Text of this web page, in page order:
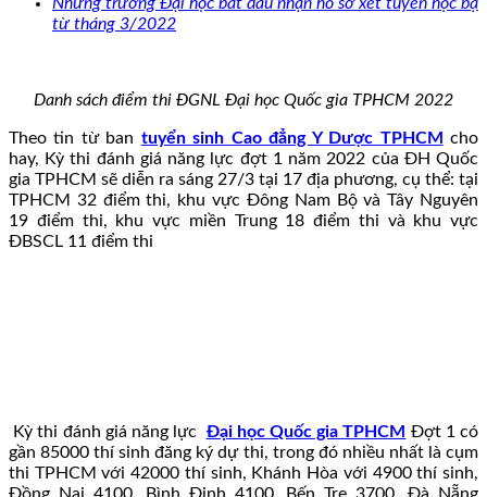
từ tháng 3/2022
Danh sách điểm thi ĐGNL Đại học Quốc gia TPHCM 2022
Theo tin từ ban tuyển sinh Cao đẳng Y Dược TPHCM cho
hay, Kỳ thi đánh giá năng lực đợt 1 năm 2022 của ĐH Quốc
gia TPHCM sẽ diễn ra sáng 27/3 tại 17 địa phương, cụ thể: tại
TPHCM 32 điểm thi, khu vực Đông Nam Bộ và Tây Nguyên
19 điểm thi, khu vực miền Trung 18 điểm thi và khu vực
ĐBSCL 11 điểm thi
Kỳ thi đánh giá năng lực Đại học Quốc gia TPHCM Đợt 1 có
gần 85000 thí sinh đăng ký dự thi, trong đó nhiều nhất là cụm
thi TPHCM với 42000 thí sinh, Khánh Hòa với 4900 thí sinh,